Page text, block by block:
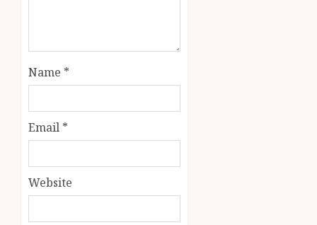
Name *
Email *
Website